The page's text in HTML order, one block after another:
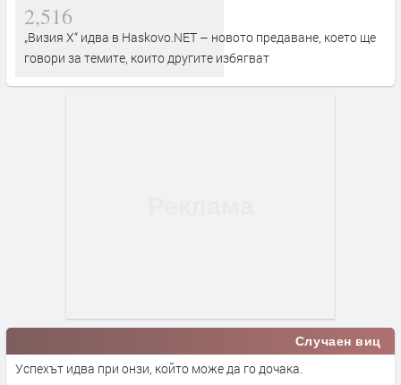
2,516
„Визия Х“ идва в Haskovo.NET – новото предаване, което ще
говори за темите, които другите избягват
Случаен виц
Успехът идва при онзи, който може да го дочака.